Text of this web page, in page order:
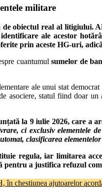
militare
de obiectul real al litigiului.
identificare ale acestor
prin aceste HG-uri,
cuantumulsumelor de
ale unui stat
statul fiind doar
la 9 iulie 2026, care a
ci exclusiv elementele
clasificarea
regula, iar limitarea
a justifica refuzul
chestiunea ajutoarelor